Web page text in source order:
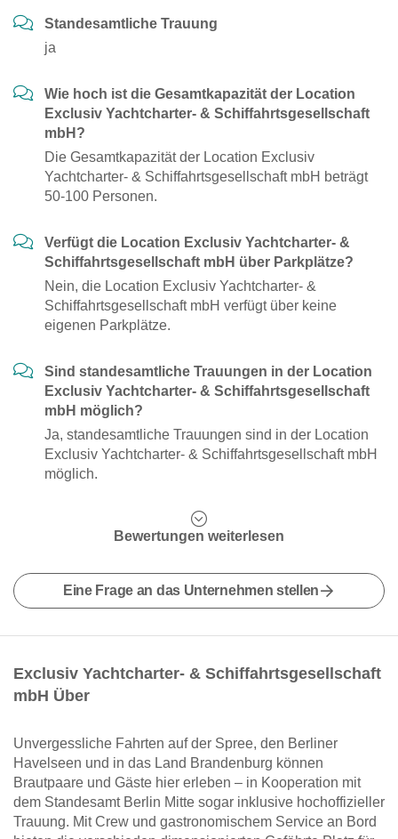
Standesamtliche Trauung
ja
Wie hoch ist die Gesamtkapazität der Location
Exclusiv Yachtcharter- & Schiffahrtsgesellschaft
mbH?
Die Gesamtkapazität der Location Exclusiv
Yachtcharter- & Schiffahrtsgesellschaft mbH beträgt
50-100 Personen.
Verfügt die Location Exclusiv Yachtcharter- &
Schiffahrtsgesellschaft mbH über Parkplätze?
Nein, die Location Exclusiv Yachtcharter- &
Schiffahrtsgesellschaft mbH verfügt über keine
eigenen Parkplätze.
Sind standesamtliche Trauungen in der Location
Exclusiv Yachtcharter- & Schiffahrtsgesellschaft
mbH möglich?
Ja, standesamtliche Trauungen sind in der Location
Exclusiv Yachtcharter- & Schiffahrtsgesellschaft mbH
möglich.
Bewertungen weiterlesen
Eine Frage an das Unternehmen stellen
Exclusiv Yachtcharter- & Schiffahrtsgesellschaft
mbH Über
Unvergessliche Fahrten auf der Spree, den Berliner
Havelseen und in das Land Brandenburg können
Brautpaare und Gäste hier erleben – in Kooperation mit
dem Standesamt Berlin Mitte sogar inklusive hochoffizieller
Trauung. Mit Crew und gastronomischem Service an Bord